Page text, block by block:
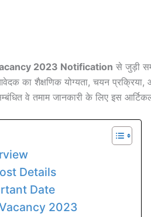
2023 Notification से जुड़ी
का शैक्षणिक योग्यता, चयन
वे तमाम जानकारी के लिए इस
Details
Date
2023